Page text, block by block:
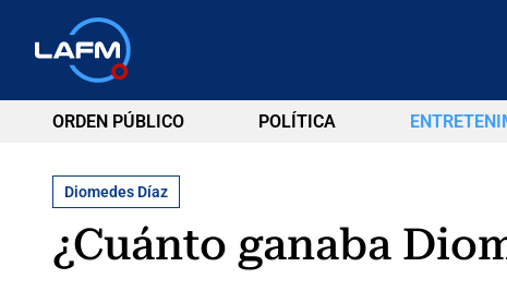
ORDEN PÚBLICO POLÍTICA
Diomedes Díaz
¿Cuánto ganaba